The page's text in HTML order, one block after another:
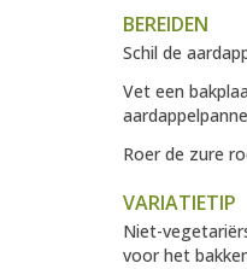
BEREIDEN
Schil de
Vet een
Roer de zure
VARIATIETIP
Niet-
voor het